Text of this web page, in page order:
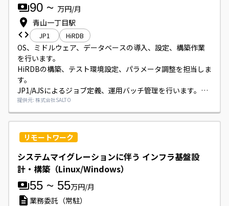
90 ~ 万円/月
青山一丁目駅
JP1 HiRDB
OS、ミドルウェア、データベースの導入、設定、構築作業
を行います。
HiRDBの構築、テスト環境設定、パラメータ調整を担当しま
す。
JP1/AJSによるジョブ定義、運用バッチ管理を行います。
マイグレーションに伴う環境切替、移行準備、検証作業を行
います。
提供元: 株式会社SALTO
リモートワーク
システムマイグレーションに伴う インフラ基盤設
計・構築（Linux/Windows）
55 ~ 55万円/月
業務委託（常駐）